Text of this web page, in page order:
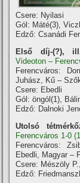
Csere: Nyilasi
Gól: Máté(3),
Edző: Csanádi
Első díj-(?),
Videoton –
Ferencváros:
Juhász, Kű –
Csere: Ebedli
Gól: öngól(1),
Edző: Dalnoki
Utolsó
Ferencváros 1-0
Ferencváros:
Ebedli, Magyar –
Csere: Mészöly
Edző: